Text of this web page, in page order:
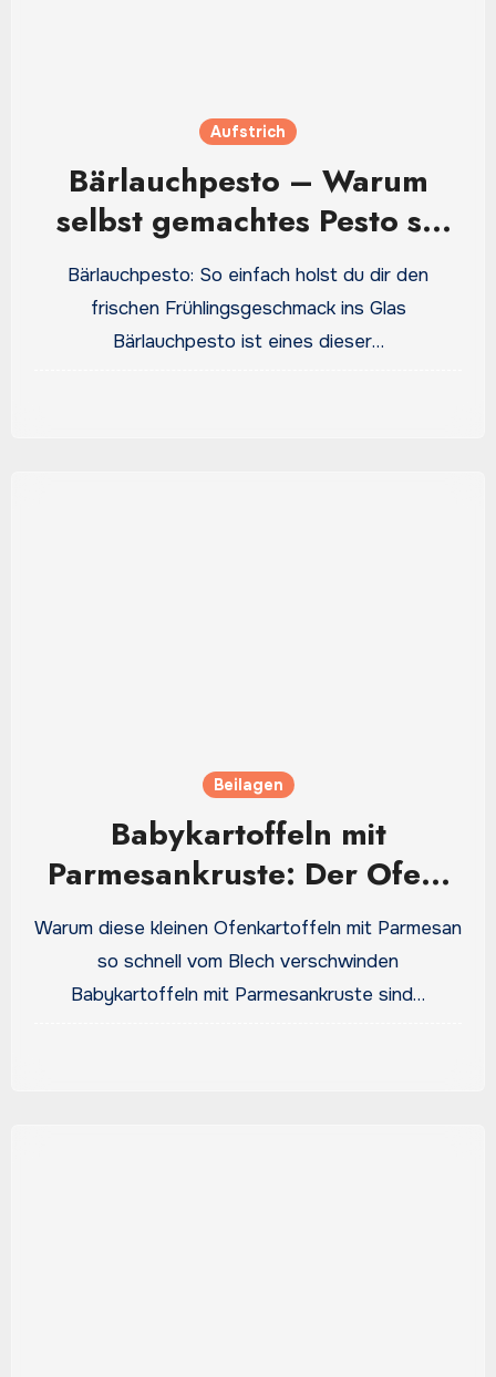
Aufstrich
Bärlauchpesto – Warum
selbst gemachtes Pesto so
viel aromatischer schmeckt
Bärlauchpesto: So einfach holst du dir den
frischen Frühlingsgeschmack ins Glas
Bärlauchpesto ist eines dieser…
Beilagen
Babykartoffeln mit
Parmesankruste: Der Ofen-
Trick für goldbraune
Knusperkartoffeln
Warum diese kleinen Ofenkartoffeln mit Parmesan
so schnell vom Blech verschwinden
Babykartoffeln mit Parmesankruste sind…